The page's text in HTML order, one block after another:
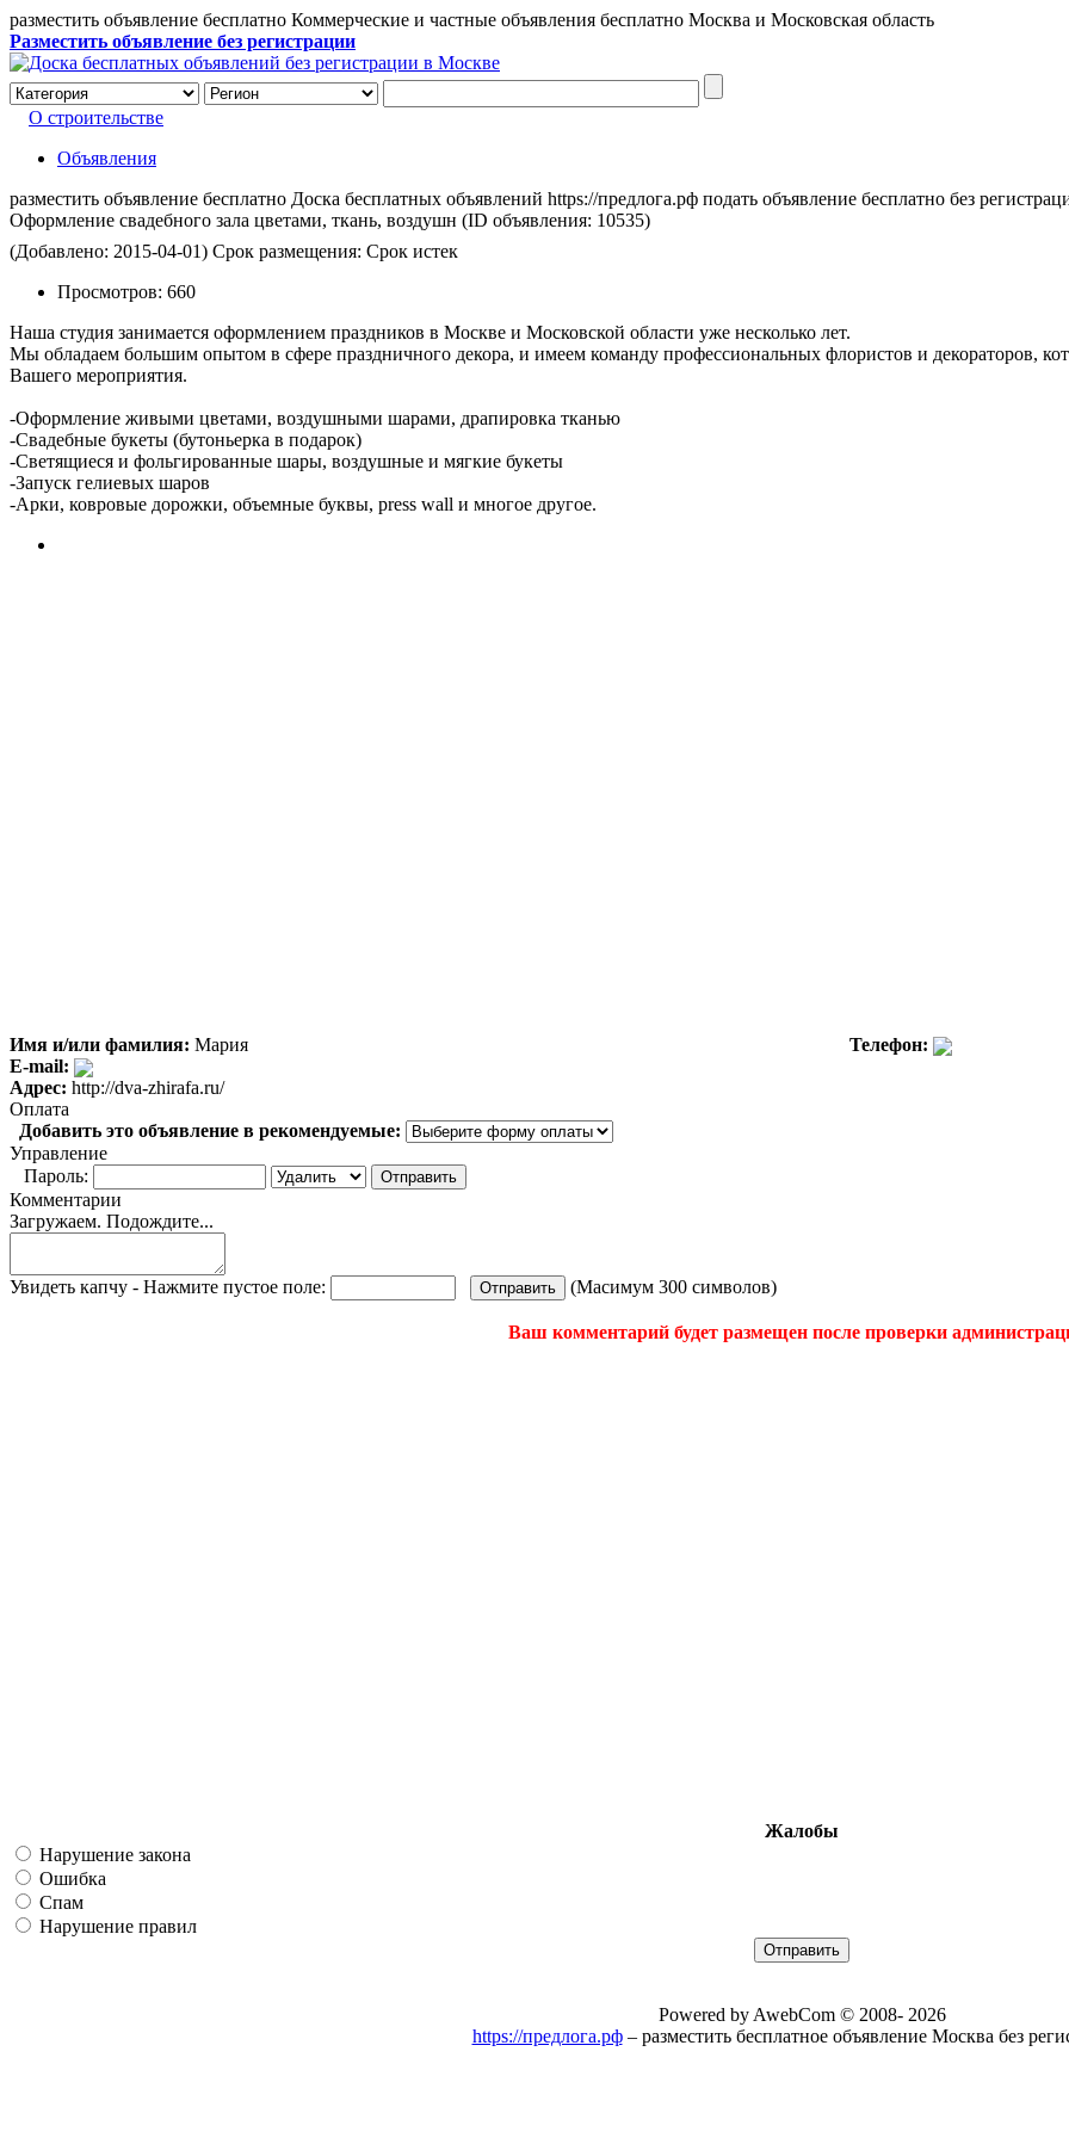
разместить объявление бесплатно Коммерческие и частные объявления бесплатно Москва и Московская область
Разместить объявление без регистрации
О строительстве
Объявления
разместить объявление бесплатно Доска бесплатных объявлений https://предлога.рф подать объявление бесплатно без
Оформление свадебного зала цветами, ткань, воздушн (ID объявления: 10535)
(Добавлено: 2015-04-01) Срок размещения: Срок истек
Просмотров: 660
Наша студия занимается оформлением праздников в Москве и Московской области уже несколько лет.
Мы обладаем большим опытом в сфере праздничного декора, и имеем команду профессиональных флористов и декораторов,
Вашего мероприятия.
-Оформление живыми цветами, воздушными шарами, драпировка тканью
-Свадебные букеты (бутоньерка в подарок)
-Светящиеся и фольгированные шары, воздушные и мягкие букеты
-Запуск гелиевых шаров
-Арки, ковровые дорожки, объемные буквы, press wall и многое другое.
Имя и/или фамилия: Мария
Телефон:
E-mail:
Адрес: http://dva-zhirafa.ru/
Оплата
Добавить это объявление в рекомендуемые:
Управление
Пароль:
Комментарии
Загружаем. Подождите...
Увидеть капчу - Нажмите пустое поле: (Масимум 300 символов)
Ваш комментарий будет размещен после проверки
Жалобы
Нарушение закона
Ошибка
Спам
Нарушение правил
Powered by AwebCom © 2008- 2026
https://предлога.рф– разместить бесплатное объявление Москва без